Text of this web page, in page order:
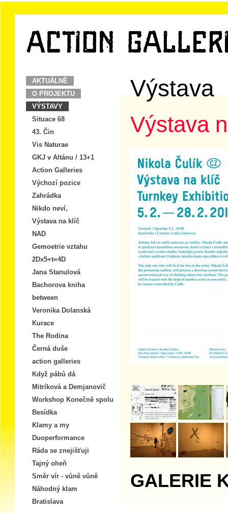
AKTUÁLNĚ
O PROJEKTU
VÝSTAVY
Situace 68
43. Čin
Vis Naturae
GKJ v Altánu / 13+1
Action Galleries
Výchozí pozice
Zahrádka
Nikdo neví,
Výstava na klíč
NAD
Gemoetrie vztahu
2Dx5+t=4D
Jana Stanulová
Bachorova kniha
between
Veronika Dolanská
Kurace
The Rodina
Černá duše
action galleries
Když pábů dá
Mitríková a Demjanovič
Workshop Konečně spolu
Besídka
Klamy a my
Duoperformance
Ráda se znejišťuji
Tajný oheň
Směr vír - vůně vůně
Náhodný klam
Bratislava
Výstava
Výstava
GALERIE